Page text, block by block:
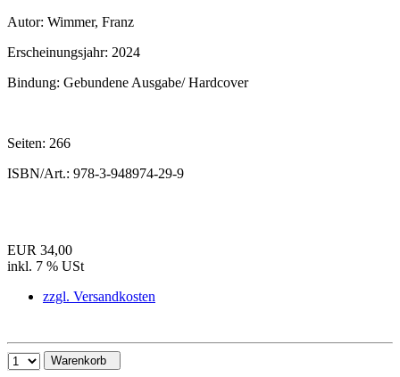
Autor: Wimmer, Franz
Erscheinungsjahr: 2024
Bindung: Gebundene Ausgabe/ Hardcover
Seiten: 266
ISBN/Art.: 978-3-948974-29-9
EUR 34,00
inkl. 7 % USt
zzgl. Versandkosten
Warenkorb